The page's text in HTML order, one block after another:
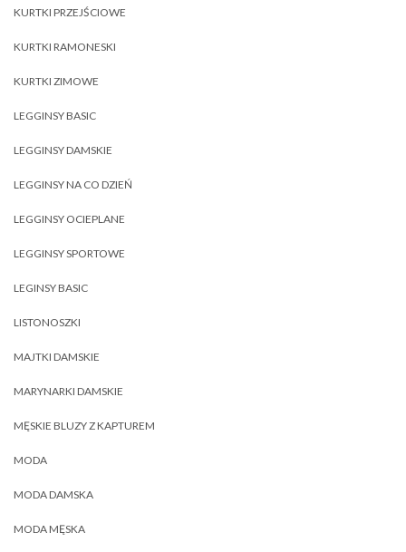
KURTKI PRZEJŚCIOWE
KURTKI RAMONESKI
KURTKI ZIMOWE
LEGGINSY BASIC
LEGGINSY DAMSKIE
LEGGINSY NA CO DZIEŃ
LEGGINSY OCIEPLANE
LEGGINSY SPORTOWE
LEGINSY BASIC
LISTONOSZKI
MAJTKI DAMSKIE
MARYNARKI DAMSKIE
MĘSKIE BLUZY Z KAPTUREM
MODA
MODA DAMSKA
MODA MĘSKA